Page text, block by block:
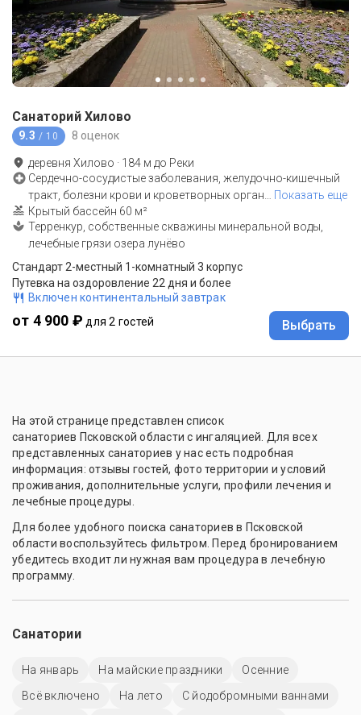
Санаторий Хилово
9.3 / 10 8 оценок
деревня Хилово · 184 м до Реки
Сердечно-сосудистые заболевания, желудочно-кишечный
тракт, болезни крови и кроветворных орган
Показать еще
Крытый бассейн 60 м²
Терренкур, собственные скважины минеральной воды,
лечебные грязи озера лунёво
Стандарт 2-местный 1-комнатный 3 корпус
Путевка на оздоровление 22 дня и более
Включен континентальный завтрак
от 4 900 ₽ для 2 гостей Выбрать
На этой странице представлен список
санаториев Псковской области с ингаляцией. Для всех
представленных санаториев у нас есть подробная
информация: отзывы гостей, фото территории и условий
проживания, дополнительные услуги, профили лечения и
лечебные процедуры.
Для более удобного поиска санаториев в Псковской
области воспользуйтесь фильтром. Перед бронированием
убедитесь входит ли нужная вам процедура в лечебную
программу.
Санатории
На январь На майские праздники
Осенние
Всё включено
На лето
С йодобромными ваннами